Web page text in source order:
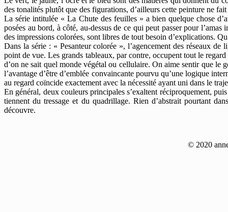
des tonalités plutôt que des figurations, d’ailleurs cette peinture ne
La série intitulée « La Chute des feuilles » a bien quelque chose
posées au bord, à côté, au-dessus de ce qui peut passer pour
des impressions colorées, sont libres de tout besoin d’explications.
Dans la série : « Pesanteur colorée », l’agencement des réseaux
point de vue. Les grands tableaux, par contre, occupent tout le
d’on ne sait quel monde végétal ou cellulaire. On aime sentir que le
l’avantage d’être d’emblée convaincante pourvu qu’une logique
au regard coïncide exactement avec la nécessité ayant uni dans le
En général, deux couleurs principales s’exaltent réciproquement,
tiennent du tressage et du quadrillage. Rien d’abstrait pourtant
découvre.
© 2020